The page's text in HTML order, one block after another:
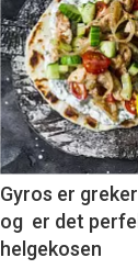
Gyros er
og er det
helgekosen